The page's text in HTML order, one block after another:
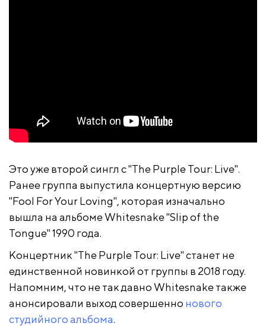
Это уже второй сингл с "The Purple Tour: Live".
Ранее группа выпустила концертную версию
"Fool For Your Loving", которая изначально
вышла на альбоме Whitesnake "Slip of the
Tongue" 1990 года.
Концертник "The Purple Tour: Live" станет не
единственной новинкой от группы в 2018 году.
Напомним, что не так давно Whitesnake также
анонсировали выход совершенно нового
студийного альбома.